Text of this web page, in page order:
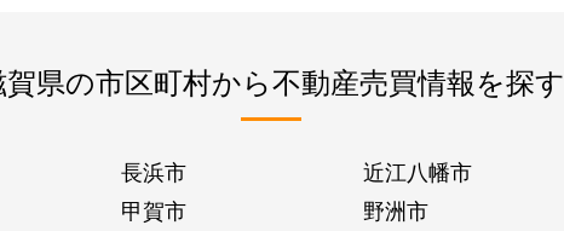
県の市区町村から不動産売買情報を探す
長浜市 近江八幡市
甲賀市
野洲市